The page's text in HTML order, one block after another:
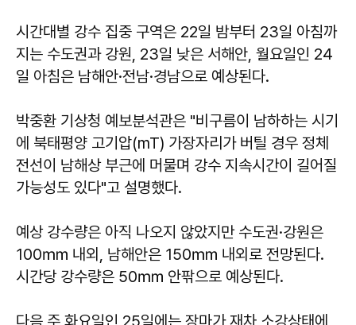
시간대별 강수 집중 구역은 22일 밤부터 23일 아침까
지는 수도권과 강원, 23일 낮은 서해안, 월요일인 24
일 아침은 남해안·전남·경남으로 예상된다.
박중환 기상청 예보분석관은 "비구름이 남하하는 시기
에 북태평양 고기압(mT) 가장자리가 버틸 경우 정체
전선이 남해상 부근에 머물며 강수 지속시간이 길어질
가능성도 있다"고 설명했다.
예상 강수량은 아직 나오지 않았지만 수도권·강원은
100㎜ 내외, 남해안은 150㎜ 내외로 전망된다.
시간당 강수량은 50㎜ 안팎으로 예상된다.